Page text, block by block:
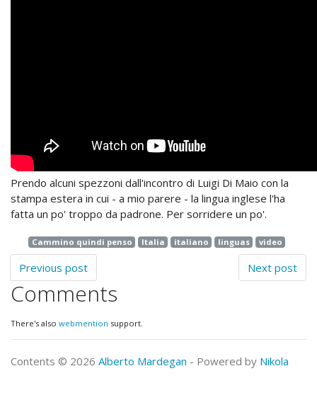
Prendo alcuni spezzoni dall'incontro di Luigi Di Maio con la
stampa estera in cui - a mio parere - la lingua inglese l'ha
fatta un po' troppo da padrone. Per sorridere un po'.
Cammino quindi penso Italia italiano linguas video
Previous post Next post
Comments
There's also webmention support.
Contents © 2026 Alberto Mardegan - Powered by Nikola